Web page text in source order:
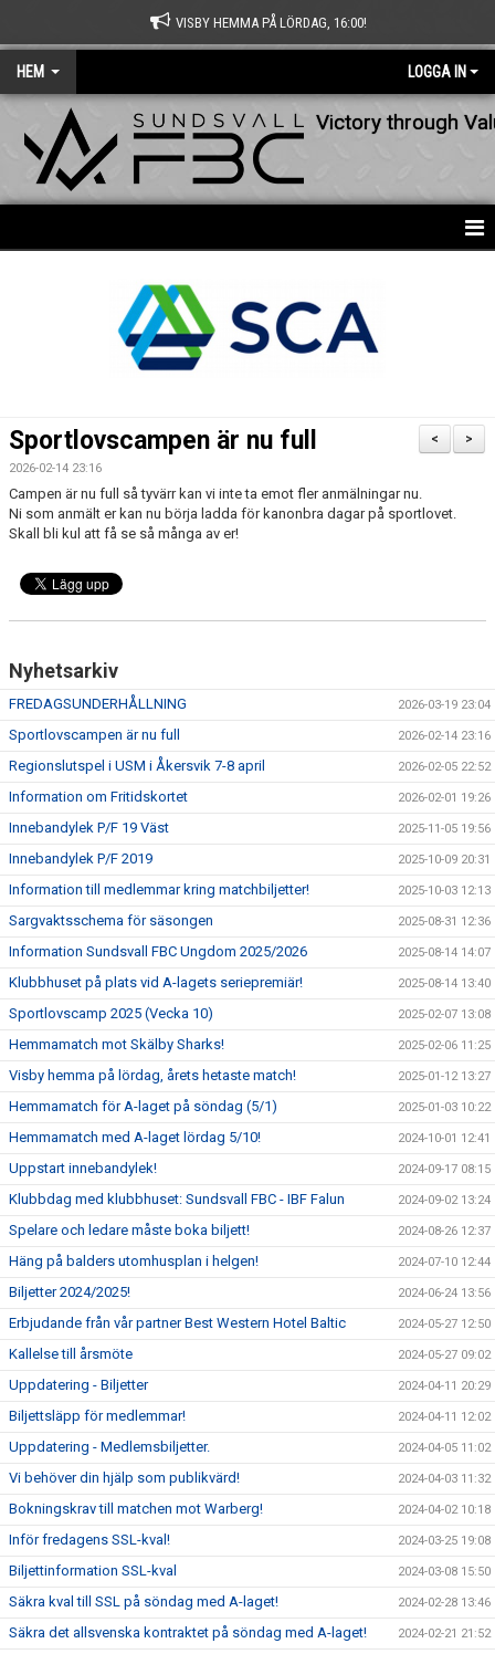
VISBY HEMMA PÅ LÖRDAG, 16:00!
HEM LOGGA IN
Victory through
KALENDER
DOKUMENT
SARGVAKTSCHEMA
FÖRENINGSPRODUKTEN
MEDLEMSKAP
>
<
Sportlovscampen är nu full
2026-02-14 23:16
Campen är nu full så tyvärr kan vi inte ta emot fler anmälningar nu.
Ni som anmält er kan nu börja ladda för kanonbra dagar på sportlovet.
Skall bli kul att få se så många av er!
Nyhetsarkiv
FREDAGSUNDERHÅLLNING 2026-03-19 23:04
Sportlovscampen är nu full 2026-02-14 23:16
Regionslutspel i USM i Åkersvik 7-8 april 2026-02-05 22:52
Information om Fritidskortet 2026-02-01 19:26
Innebandylek P/F 19 Väst 2025-11-05 19:56
Innebandylek P/F 2019 2025-10-09 20:31
Information till medlemmar kring matchbiljetter! 2025-10-03 12:13
Sargvaktsschema för säsongen 2025-08-31 12:36
Information Sundsvall FBC Ungdom 2025/2026 2025-08-14 14:07
Klubbhuset på plats vid A-lagets seriepremiär! 2025-08-14 13:40
Sportlovscamp 2025 (Vecka 10) 2025-02-07 13:08
Hemmamatch mot Skälby Sharks! 2025-02-06 11:25
Visby hemma på lördag, årets hetaste match! 2025-01-12 13:27
Hemmamatch för A-laget på söndag (5/1) 2025-01-03 10:22
Hemmamatch med A-laget lördag 5/10! 2024-10-01 12:41
Uppstart innebandylek! 2024-09-17 08:15
Klubbdag med klubbhuset: Sundsvall FBC - IBF Falun 2024-09-02 13:24
Spelare och ledare måste boka biljett! 2024-08-26 12:37
Häng på balders utomhusplan i helgen! 2024-07-10 12:44
Biljetter 2024/2025! 2024-06-24 13:56
Erbjudande från vår partner Best Western Hotel Baltic 2024-05-27 12:50
Kallelse till årsmöte 2024-05-27 09:02
Uppdatering - Biljetter 2024-04-11 20:29
Biljettsläpp för medlemmar! 2024-04-11 12:02
Uppdatering - Medlemsbiljetter. 2024-04-05 11:02
Vi behöver din hjälp som publikvärd! 2024-04-03 11:32
Bokningskrav till matchen mot Warberg! 2024-04-02 10:18
Inför fredagens SSL-kval! 2024-03-25 19:08
Biljettinformation SSL-kval 2024-03-08 15:50
Säkra kval till SSL på söndag med A-laget! 2024-02-28 13:46
Säkra det allsvenska kontraktet på söndag med A-laget! 2024-02-21 21:52